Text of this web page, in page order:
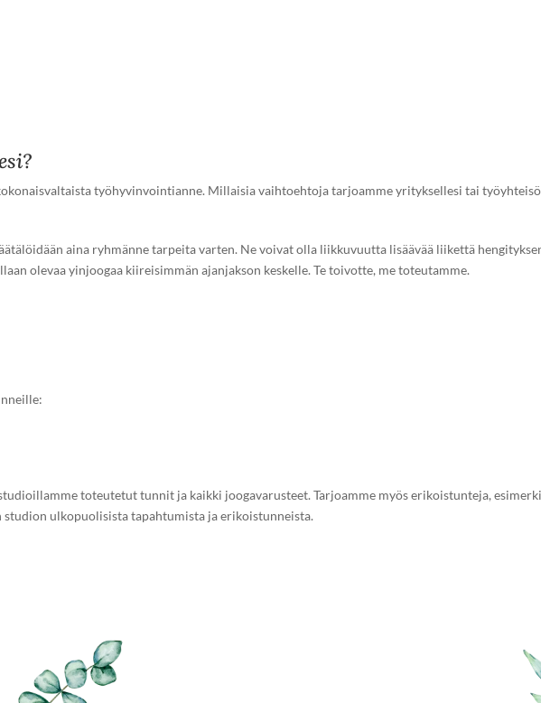
työhyvinvointianne. Millaisia vaihtoehtoja tarjoamme yrityksellesi tai
aina ryhmänne tarpeita varten. Ne voivat olla liikkuvuutta lisäävää liikettä
olevaa yinjoogaa kiireisimmän ajanjakson keskelle. Te toivotte, me toteutamme.
toteutetut tunnit ja kaikki joogavarusteet. Tarjoamme myös erikoistunteja,
studion ulkopuolisista tapahtumista ja erikoistunneista.